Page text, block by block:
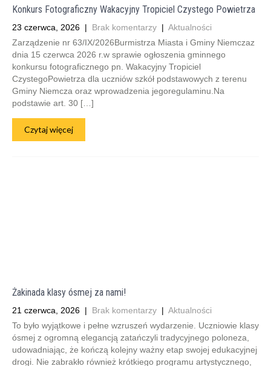
Konkurs Fotograficzny Wakacyjny Tropiciel Czystego Powietrza
23 czerwca, 2026 | Brak komentarzy | Aktualności
Zarządzenie nr 63/IX/2026Burmistrza Miasta i Gminy Niemczaz
dnia 15 czerwca 2026 r.w sprawie ogłoszenia gminnego
konkursu fotograficznego pn. Wakacyjny Tropiciel
CzystegoPowietrza dla uczniów szkół podstawowych z terenu
Gminy Niemcza oraz wprowadzenia jegoregulaminu.Na
podstawie art. 30 […]
Czytaj więcej
Żakinada klasy ósmej za nami!
21 czerwca, 2026 | Brak komentarzy | Aktualności
To było wyjątkowe i pełne wzruszeń wydarzenie. Uczniowie klasy
ósmej z ogromną elegancją zatańczyli tradycyjnego poloneza,
udowadniając, że kończą kolejny ważny etap swojej edukacyjnej
drogi. Nie zabrakło również krótkiego programu artystycznego,